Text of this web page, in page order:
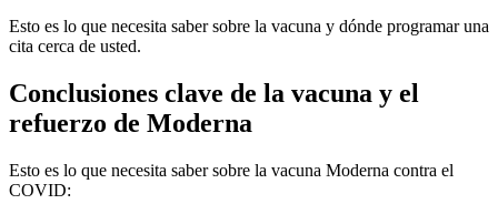
Esto es lo que necesita saber sobre la vacuna y dónde programar una
cita cerca de usted.
Conclusiones clave de la vacuna y el
refuerzo de Moderna
Esto es lo que necesita saber sobre la vacuna Moderna contra el
COVID: